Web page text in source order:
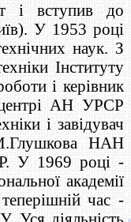
і вступив до
У 1953 році
наук. З
Інституту
і керівник
центрі АН УРСР
і завідувач
НАН
У 1969 році -
академії
час -